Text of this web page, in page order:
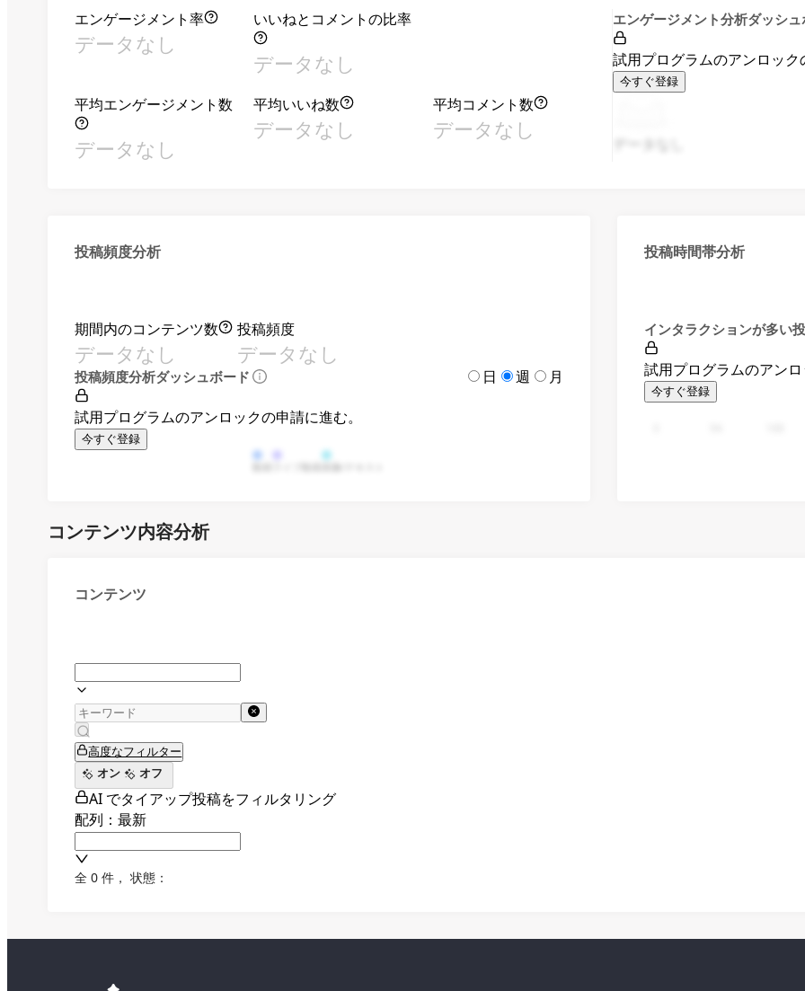
エンゲージメント率
データなし
いいねとコメントの比率
データなし
平均エンゲージメント数
データなし
平均いいね数
データなし
平均コメント数
データなし
エンゲージメント分析ダッシュ
試用プログラムのアンロック
今すぐ登録
投稿頻度分析
期間内のコンテンツ数
データなし
投稿頻度
データなし
投稿頻度分析ダッシュボード 日 週 月
試用プログラムのアンロックの申請に進む。
今すぐ登録
投稿時間帯分析
インタラクションが多い
試用プログラムのアンロ
今すぐ登録
コンテンツ内容分析
コンテンツ
高度なフィルター
オン
オフ
AI でタイアップ投稿をフィルタリング
配列：最新
全 0 件 ， 状態：